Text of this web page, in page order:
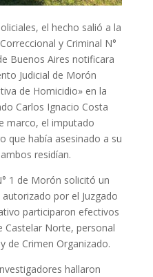
el hecho salió a la
y Criminal N°
Buenos Aires notificara
Judicial de Morón
de Homicidio» en la
Carlos Ignacio Costa
marco, el imputado
que había asesinado a su
residían.
1 de Morón solicitó un
por el Juzgado
participaron efectivos
Castelar Norte, personal
de Crimen Organizado.
hallaron